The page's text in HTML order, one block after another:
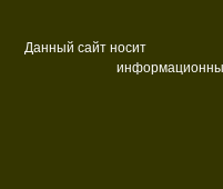
Данный сайт носит